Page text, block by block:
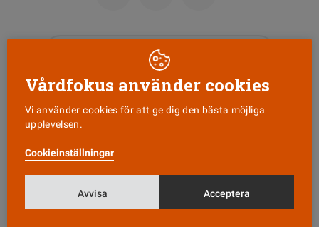
Läs senaste numret
Vårdfokus använder cookies
Vi använder cookies för att ge dig den bästa möjliga
upplevelsen.
Cookieinställningar
Avvisa Acceptera